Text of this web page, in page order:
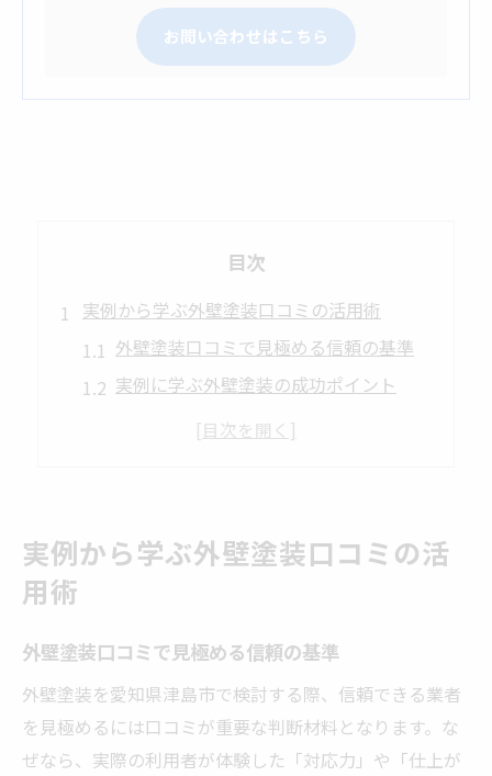
お問い合わせはこちら
目次
実例から学ぶ外壁塗装口コミの活用術
外壁塗装口コミで見極める信頼の基準
実例に学ぶ外壁塗装の成功ポイント
口コミ活用で外壁塗装選びを失敗しない
外壁塗装で後悔しない津島市の選び方
後悔しない外壁塗装業者選びのコツ
津島市で信頼できる外壁塗装の見分け方
外壁塗装口コミを活かした選定ポイント
満足度の高い外壁塗装業者選びの秘訣
安心のために知る外壁塗装費用比較法
実例から学ぶ外壁塗装口コミの活
用術
外壁塗装口コミで見極める信頼の基準
外壁塗装を愛知県津島市で検討する際、信頼できる業者
を見極めるには口コミが重要な判断材料となります。な
ぜなら、実際の利用者が体験した「対応力」や「仕上が